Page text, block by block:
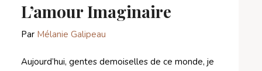
L’amour Imaginaire
Par Mélanie Galipeau
Aujourd’hui, gentes demoiselles de ce monde, je